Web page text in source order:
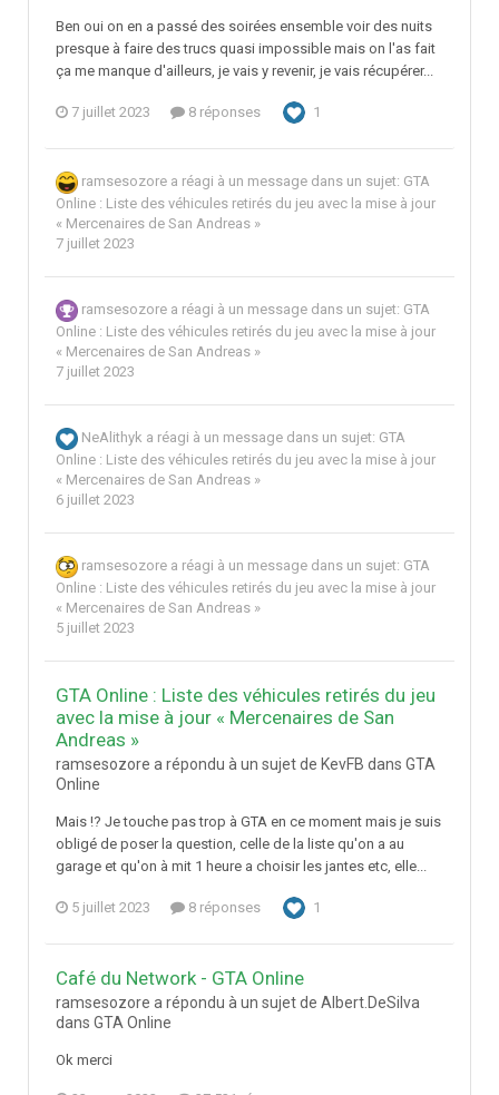
Ben oui on en a passé des soirées ensemble voir des nuits
presque à faire des trucs quasi impossible mais on l'as fait
ça me manque d'ailleurs, je vais y revenir, je vais récupérer...
7 juillet 2023 8 réponses 1
ramsesozore a réagi à un message dans un sujet: GTA
Online : Liste des véhicules retirés du jeu avec la mise à jour
« Mercenaires de San Andreas »
7 juillet 2023
ramsesozore a réagi à un message dans un sujet: GTA
Online : Liste des véhicules retirés du jeu avec la mise à jour
« Mercenaires de San Andreas »
7 juillet 2023
NeAlithyk a réagi à un message dans un sujet: GTA
Online : Liste des véhicules retirés du jeu avec la mise à jour
« Mercenaires de San Andreas »
6 juillet 2023
ramsesozore a réagi à un message dans un sujet: GTA
Online : Liste des véhicules retirés du jeu avec la mise à jour
« Mercenaires de San Andreas »
5 juillet 2023
GTA Online : Liste des véhicules retirés du jeu
avec la mise à jour « Mercenaires de San
Andreas »
ramsesozore a répondu à un sujet de KevFB dans GTA
Online
Mais !? Je touche pas trop à GTA en ce moment mais je suis
obligé de poser la question, celle de la liste qu'on a au
garage et qu'on à mit 1 heure a choisir les jantes etc, elle...
5 juillet 2023 8 réponses 1
Café du Network - GTA Online
ramsesozore a répondu à un sujet de Albert.DeSilva
dans GTA Online
Ok merci